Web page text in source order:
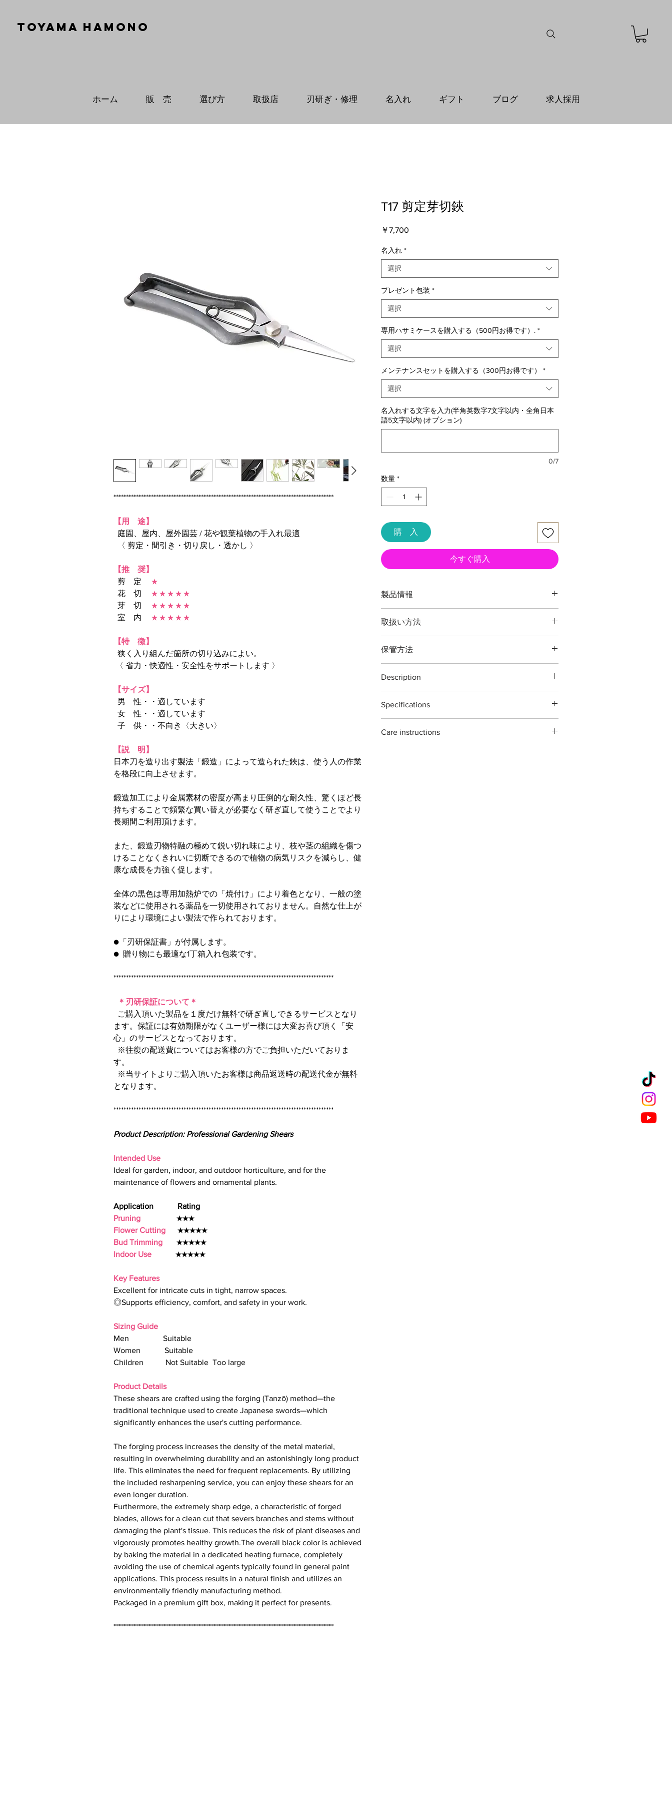
TOYAMA HAMONO
ホーム 販 売 選び方 取扱店 刃研ぎ・修理 名入れ ギフト ブログ 求人採用
****************************************************************************************
【用 途】
庭園、屋内、屋外園芸 / 花や観葉植物の手入れ最適
〈 剪定・間引き・切り戻し・透かし 〉
【推 奨】
剪 定 ★
花 切 ★ ★ ★ ★ ★
芽 切 ★ ★ ★ ★ ★
室 内 ★ ★ ★ ★ ★
【特 徴】
狭く入り組んだ箇所の切り込みによい。
〈 省力・快適性・安全性をサポートします 〉
【サイズ】
男 性・・適しています
女 性・・適しています
子 供・・不向き〈大きい〉
【説 明】
日本刀を造り出す製法「鍛造」によって造られた鋏は、使う人の作業
を格段に向上させます。
鍛造加工により金属素材の密度が高まり圧倒的な耐久性、驚くほど長
持ちすることで頻繁な買い替えが必要なく研ぎ直して使うことでより
長期間ご利用頂けます。
また、鍛造刃物特融の極めて鋭い切れ味により、枝や茎の組織を傷つ
けることなくきれいに切断できるので植物の病気リスクを減らし、健
康な成長を力強く促します。
全体の黒色は専用加熱炉での「焼付け」により着色となり、一般の塗
装などに使用される薬品を一切使用されておりません。自然な仕上が
りにより環境によい製法で作られております。
●「刃研保証書」が付属します。
● 贈り物にも最適な1丁箱入れ包装です。
****************************************************************************************
＊刃研保証について＊
ご購入頂いた製品を１度だけ無料で研ぎ直しできるサービスとなり
ます。保証には有効期限がなくユーザー様には大変お喜び頂く「安
心」のサービスとなっております。
※往復の配送費についてはお客様の方でご負担いただいておりま
す。
※当サイトよりご購入頂いたお客様は商品返送時の配送代金が無料
となります。
****************************************************************************************
Product Description: Professional Gardening Shears
Intended Use
Ideal for garden, indoor, and outdoor horticulture, and for the
maintenance of flowers and ornamental plants.
Application Rating
Pruning
★★★
Flower Cutting ★★★★★
Bud Trimming ★★★★★
Indoor Use ★★★★★
Key Features
Excellent for intricate cuts in tight, narrow spaces.
◎Supports efficiency, comfort, and safety in your work.
Sizing Guide
Men Suitable
Women Suitable
Children Not Suitable Too large
Product Details
These shears are crafted using the forging (Tanzō) method—the
traditional technique used to create Japanese swords—which
significantly enhances the user's cutting performance.
The forging process increases the density of the metal material,
resulting in overwhelming durability and an astonishingly long product
life. This eliminates the need for frequent replacements. By utilizing
the included resharpening service, you can enjoy these shears for an
even longer duration.
Furthermore, the extremely sharp edge, a characteristic of forged
blades, allows for a clean cut that severs branches and stems without
damaging the plant's tissue. This reduces the risk of plant diseases and
vigorously promotes healthy growth.The overall black color is achieved
by baking the material in a dedicated heating furnace, completely
avoiding the use of chemical agents typically found in general paint
applications. This process results in a natural finish and utilizes an
environmentally friendly manufacturing method.
Packaged in a premium gift box, making it perfect for presents.
****************************************************************************************
T17 剪定芽切鋏
￥7,700
名入れ *
選択
プレゼント包装 *
選択
専用ハサミケースを購入する（500円お得です）. *
選択
メンテナンスセットを購入する（300円お得です） *
選択
名入れする文字を入力(半角英数字7文字以内・全角日本
語5文字以内) (オプション)
0/7
数量 *
購 入
今すぐ購入
製品情報
全長：約２００ミリ
重量：約１７５グラム
刃渡：約７０ミリ
鋼材：高炭素刃物鋼 -鍛造- JIS [ Japanese Industrial
Standards ]
付属：刃研保証書（１回無料券）
※手作り製品の為「寸法及び重量」は若干の違いがある
取扱い方法
（刃先）までです。
ビカクシダ・盆栽や花・観葉植物手入れ道具です。
植物以外の切断、無理な使い方をすると破損する場合が
ございますご注意ください。
※灌木・造花・針金・竹は切断できません。
保管方法
取り道具箱や室内での保管をおすすめいたします。汚れ
をふき取る際に刃物用油（ミシン油でもよい）で拭き取
ご自分で刃を研ぎ直される場合は専用の砥石・シャープ
ナーをお使い頂くようお願いします。 ※鋏に適した砥
石も販売しております。
Description
The T17 Indoor plants snips are designed for general
garden use. ideal for pruning branches,roses,flower and
each piece is hand forged and sharpened using
Specifications
Size : ２００mm
Care instructions